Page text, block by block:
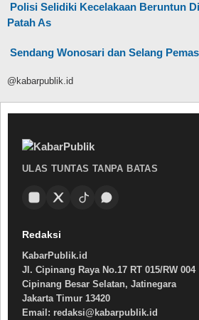
Polisi Selidiki Kecelakaan Beruntun
Patah As
Sendang Wonosari dan Selang
@kabarpublik.id
ULAS TUNTAS TANPA BATAS
Redaksi
KabarPublik.id
Jl. Cipinang Raya No.17 RT 015/RW 004
Cipinang Besar Selatan, Jatinegara
Jakarta Timur 13420
Email: redaksi@kabarpublik.id